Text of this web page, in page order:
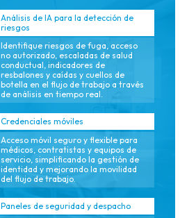
Análisis de IA para la detección de
riesgos
Identifique riesgos de fuga, acceso
no autorizado, escaladas de salud
conductual, indicadores de
resbalones y caídas y cuellos de
botella en el flujo de trabajo a través
de análisis en tiempo real.
Credenciales móviles
Acceso móvil seguro y flexible para
médicos, contratistas y equipos de
servicio, simplificando la gestión de
identidad y mejorando la movilidad
del flujo de trabajo.
Paneles de seguridad y despacho